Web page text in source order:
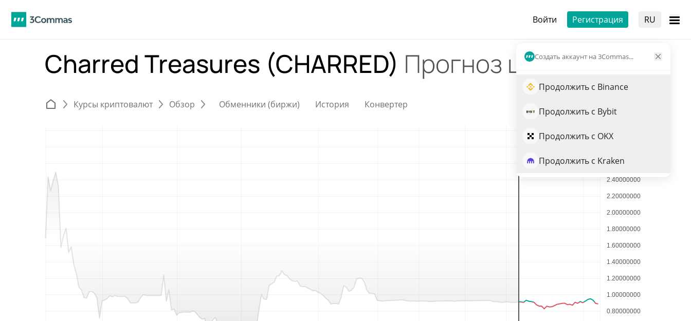
Войти Регистрация RU
Создать аккаунт на 3Commas...
Продолжить с Binance
Продолжить с Bybit
Продолжить с OKX
Продолжить с Kraken
Charred Treasures (CHARRED) Прогноз цен
Курсы криптовалют Обзор Обменники (биржи) История Конвертер